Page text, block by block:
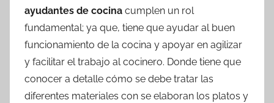
ayudantes de cocina cumplen un rol
fundamental; ya que, tiene que ayudar al buen
funcionamiento de la cocina y apoyar en agilizar
y facilitar el trabajo al cocinero. Donde tiene que
conocer a detalle cómo se debe tratar las
diferentes materiales con se elaboran los platos y